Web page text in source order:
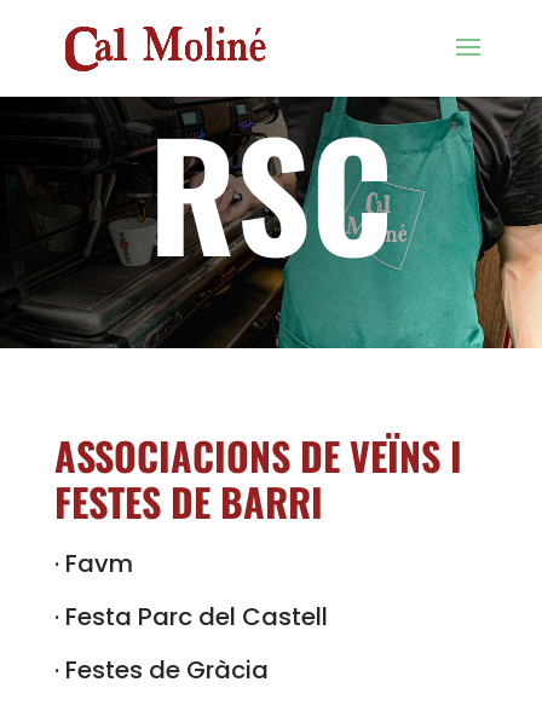
RSC
ASSOCIACIONS DE VEÏNS I
FESTES DE BARRI
· Favm
· Festa Parc del Castell
· Festes de Gràcia